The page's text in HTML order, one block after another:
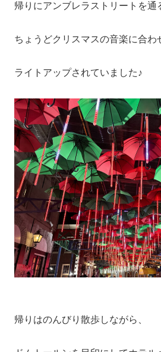
帰りにアンブレラストリートを通
ちょうどクリスマスの音楽に合わ
ライトアップされていました♪
帰りはのんびり散歩しながら、